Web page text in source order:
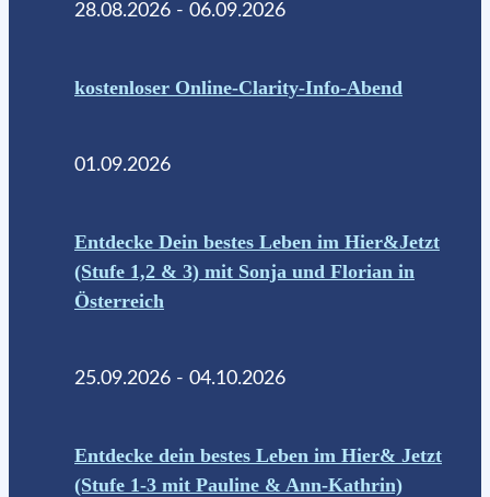
28.08.2026 - 06.09.2026
kostenloser Online-Clarity-Info-Abend
01.09.2026
Entdecke Dein bestes Leben im Hier&Jetzt
(Stufe 1,2 & 3) mit Sonja und Florian in
Österreich
25.09.2026 - 04.10.2026
Entdecke dein bestes Leben im Hier& Jetzt
(Stufe 1-3 mit Pauline & Ann-Kathrin)